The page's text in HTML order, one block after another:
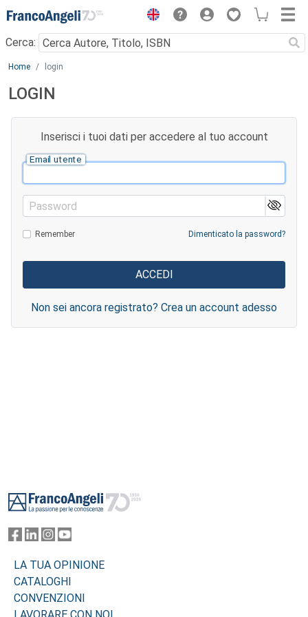
Menu
Cerca:
Main content
Home login
LOGIN
Inserisci i tuoi dati per accedere al tuo account
Email utente
Password
Remember Dimenticato la password?
Non sei ancora registrato? Crea un account adesso
LA TUA OPINIONE
CATALOGHI
CONVENZIONI